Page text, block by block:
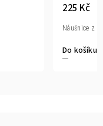
225 Kč
Do košíku
Náušnice z